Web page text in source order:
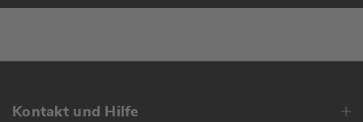
Kontakt und Hilfe